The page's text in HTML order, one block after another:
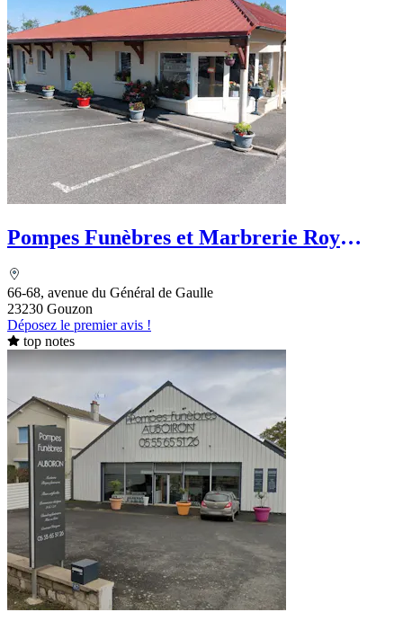
Pompes Funèbres et Marbrerie Roy
66-68, avenue du Général de Gaulle
23230 Gouzon
Déposez le premier avis !
top notes